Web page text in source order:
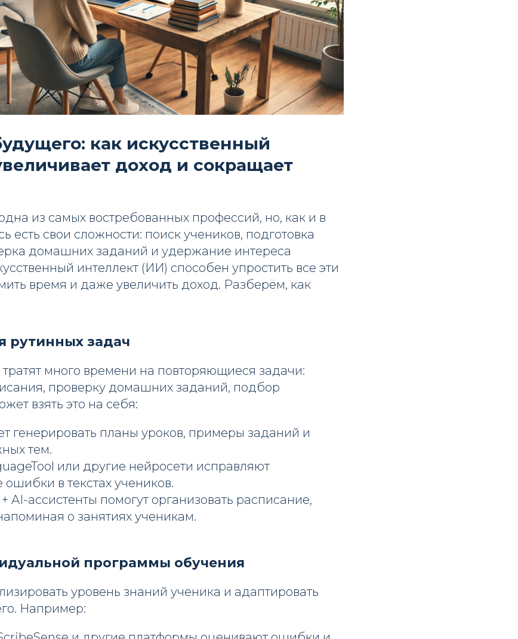
как искусственный
доход и сокращает
из самых востребованных профессий, но, как и в
есть свои сложности: поиск учеников, подготовка
домашних заданий и удержание интереса
интеллект (ИИ) способен упростить все эти
время и даже увеличить доход. Разберём, как
рутинных задач
тратят много времени на повторяющиеся задачи:
проверку домашних заданий, подбор
взять это на себя:
генерировать планы уроков, примеры заданий и
тем.
или другие нейросети исправляют
ошибки в текстах учеников.
AI-ассистенты помогут организовать расписание,
о занятиях ученикам.
программы обучения
уровень знаний ученика и адаптировать
Например: